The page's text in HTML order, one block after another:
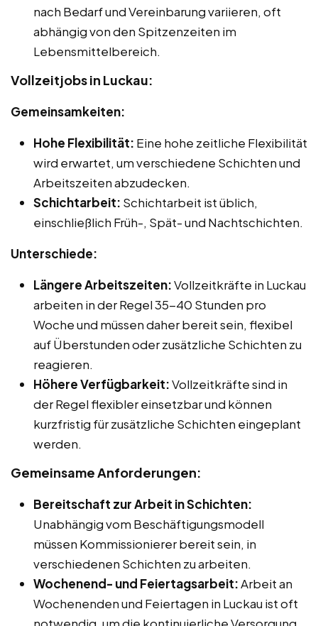
nach Bedarf und Vereinbarung variieren, oft
abhängig von den Spitzenzeiten im
Lebensmittelbereich.
Vollzeitjobs in Luckau:
Gemeinsamkeiten:
Hohe Flexibilität: Eine hohe zeitliche Flexibilität
wird erwartet, um verschiedene Schichten und
Arbeitszeiten abzudecken.
Schichtarbeit: Schichtarbeit ist üblich,
einschließlich Früh-, Spät- und Nachtschichten.
Unterschiede:
Längere Arbeitszeiten:Vollzeitkräfte in Luckau
arbeiten in der Regel 35-40 Stunden pro
Woche und müssen daher bereit sein, flexibel
auf Überstunden oder zusätzliche Schichten zu
reagieren.
Höhere Verfügbarkeit:Vollzeitkräfte sind in
der Regel flexibler einsetzbar und können
kurzfristig für zusätzliche Schichten eingeplant
werden.
Gemeinsame Anforderungen:
Bereitschaft zur Arbeit in Schichten:
Unabhängig vom Beschäftigungsmodell
müssen Kommissionierer bereit sein, in
verschiedenen Schichten zu arbeiten.
Wochenend- und Feiertagsarbeit:Arbeit an
Wochenenden und Feiertagen in Luckau ist oft